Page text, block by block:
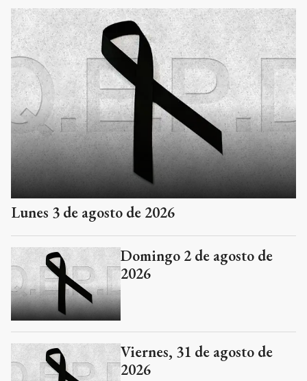
Lunes 3 de agosto de 2026
Domingo 2 de agosto de
2026
Viernes, 31 de agosto de
2026